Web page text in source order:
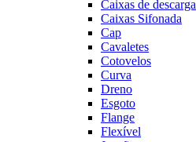
Caixas de descarga
Caixas Sifonada
Cap
Cavaletes
Cotovelos
Curva
Dreno
Esgoto
Flange
Flexível